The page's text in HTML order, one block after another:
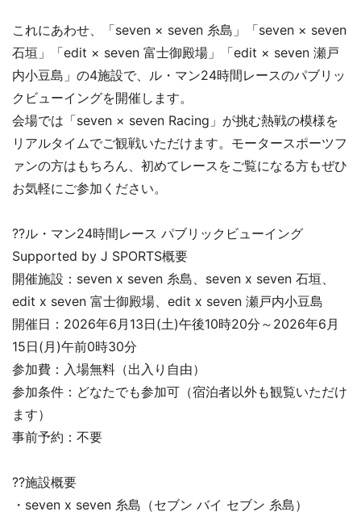
これにあわせ、「seven × seven 糸島」「seven × seven
石垣」「edit × seven 富士御殿場」「edit × seven 瀬戸
内小豆島」の4施設で、ル・マン24時間レースのパブリッ
クビューイングを開催します。
会場では「seven × seven Racing」が挑む熱戦の模様を
リアルタイムでご観戦いただけます。モータースポーツフ
ァンの方はもちろん、初めてレースをご覧になる方もぜひ
お気軽にご参加ください。
??ル・マン24時間レース パブリックビューイング
Supported by J SPORTS概要
開催施設：seven x seven 糸島、seven x seven 石垣、
edit x seven 富士御殿場、edit x seven 瀬戸内小豆島
開催日：2026年6月13日(土)午後10時20分～2026年6月
15日(月)午前0時30分
参加費：入場無料（出入り自由）
参加条件：どなたでも参加可（宿泊者以外も観覧いただけ
ます）
事前予約：不要
??施設概要
・seven x seven 糸島（セブン バイ セブン 糸島）